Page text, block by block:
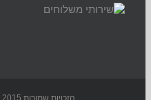
הזכויות שמורות 2015